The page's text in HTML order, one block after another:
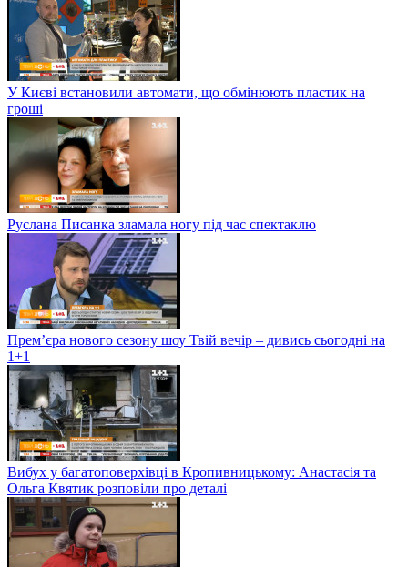
У Києві встановили автомати, що обмінюють пластик на
гроші
Руслана Писанка зламала ногу під час спектаклю
Прем’єра нового сезону шоу Твій вечір – дивись сьогодні на
1+1
Вибух у багатоповерхівці в Кропивницькому: Анастасія та
Ольга Квятик розповіли про деталі